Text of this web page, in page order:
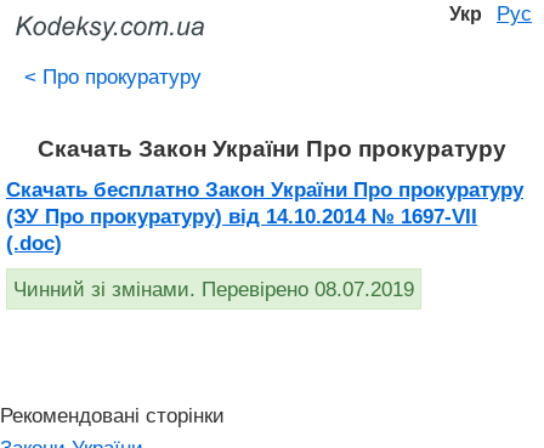
Укр Рус
< Про прокуратуру
Скачать Закон України Про прокуратуру
Скачать бесплатно Закон України Про прокуратуру
(ЗУ Про прокуратуру) від 14.10.2014 № 1697-VII
(.doc)
Чинний зі змінами. Перевірено 08.07.2019
Рекомендовані сторінки